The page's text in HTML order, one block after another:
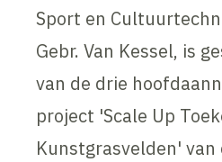
Sport en
Gebr. Van Kessel, is
van de drie
project 'Scale Up
Kunstgrasvelden' van